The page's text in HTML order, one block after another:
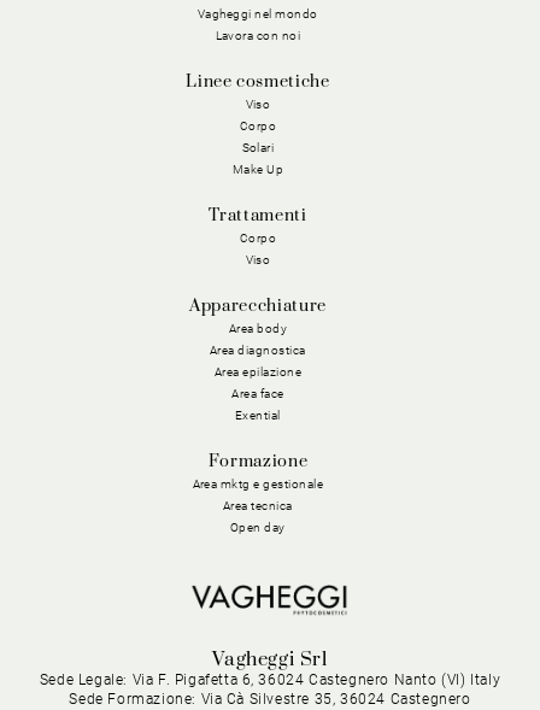
Vagheggi nel mondo
Lavora con noi
Linee cosmetiche
Viso
Corpo
Solari
Make Up
Trattamenti
Corpo
Viso
Apparecchiature
Area body
Area diagnostica
Area epilazione
Area face
Exential
Formazione
Area mktg e gestionale
Area tecnica
Open day
Vagheggi Srl
Sede Legale: Via F. Pigafetta 6, 36024 Castegnero Nanto (VI) Italy
Sede Formazione: Via Cà Silvestre 35, 36024 Castegnero